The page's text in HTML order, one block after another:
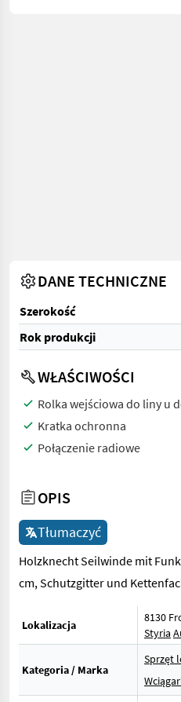
DANE TECHNICZNE
Szerokość
Rok produkcji
WŁAŚCIWOŚCI
Rolka wejściowa do liny u
Kratka ochronna
Połączenie radiowe
OPIS
Tłumaczyć
Holzknecht Seilwinde mit
cm, Schutzgitter und
Lokalizacja
8130
Styria
Kategoria / Marka
Sprzęt